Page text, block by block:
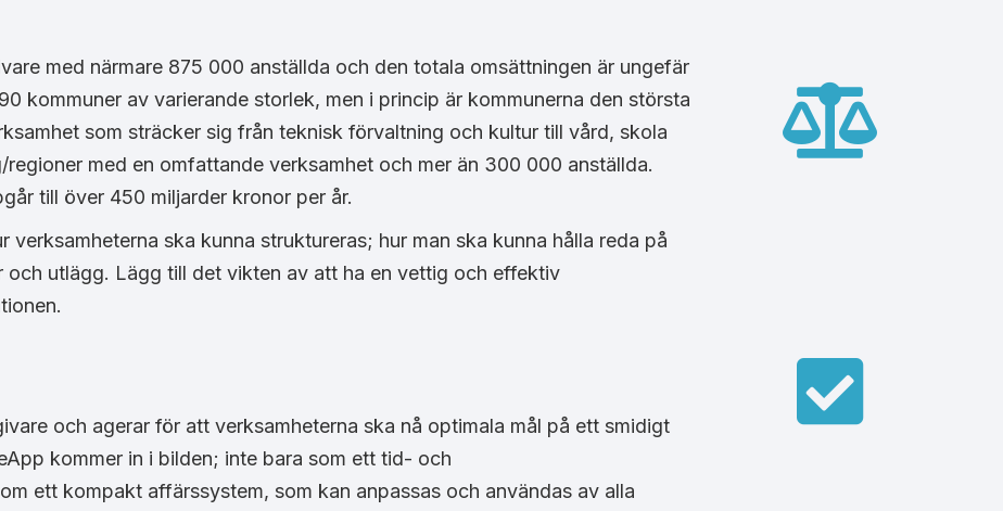
med närmare 875 000 anställda och den totala omsättningen är ungefär
kommuner av varierande storlek, men i princip är kommunerna den största
som sträcker sig från teknisk förvaltning och kultur till vård, skola
med en omfattande verksamhet och mer än 300 000 anställda.
till över 450 miljarder kronor per år.
verksamheterna ska kunna struktureras; hur man ska kunna hålla reda på
och utlägg. Lägg till det vikten av att ha en vettig och effektiv
och agerar för att verksamheterna ska nå optimala mål på ett smidigt
kommer in i bilden; inte bara som ett tid- och
ett kompakt affärssystem, som kan anpassas och användas av alla